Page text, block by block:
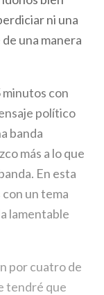
ni una
una manera
minutos con
político
banda
más a lo que
En esta
un tema
lamentable
por cuatro de
tendré que